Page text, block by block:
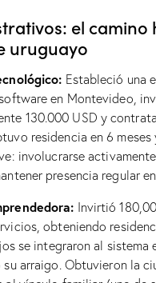
el camino
uruguayo
Estableció una
en Montevideo,
130.000 USD y
residencia en 6
involucrarse
presencia regular
Invirtió
obteniendo
se integraron al sistema
su arraigo. Obtuvieron la